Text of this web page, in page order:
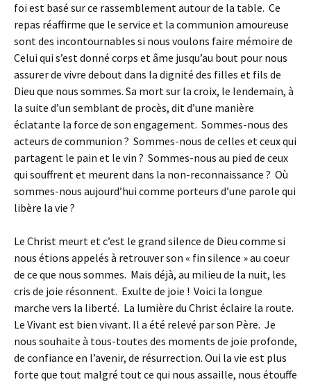
foi est basé sur ce rassemblement autour de la table. Ce
repas réaffirme que le service et la communion amoureuse
sont des incontournables si nous voulons faire mémoire de
Celui qui s’est donné corps et âme jusqu’au bout pour nous
assurer de vivre debout dans la dignité des filles et fils de
Dieu que nous sommes. Sa mort sur la croix, le lendemain, à
la suite d’un semblant de procès, dit d’une manière
éclatante la force de son engagement. Sommes-nous des
acteurs de communion ? Sommes-nous de celles et ceux qui
partagent le pain et le vin ? Sommes-nous au pied de ceux
qui souffrent et meurent dans la non-reconnaissance ? Où
sommes-nous aujourd’hui comme porteurs d’une parole qui
libère la vie ?
Le Christ meurt et c’est le grand silence de Dieu comme si
nous étions appelés à retrouver son « fin silence » au coeur
de ce que nous sommes. Mais déjà, au milieu de la nuit, les
cris de joie résonnent. Exulte de joie ! Voici la longue
marche vers la liberté. La lumière du Christ éclaire la route.
Le Vivant est bien vivant. Il a été relevé par son Père. Je
nous souhaite à tous-toutes des moments de joie profonde,
de confiance en l’avenir, de résurrection. Oui la vie est plus
forte que tout malgré tout ce qui nous assaille, nous étouffe